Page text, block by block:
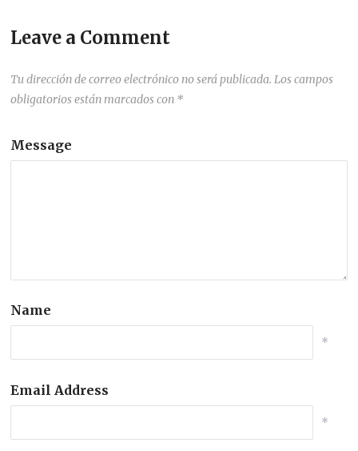
Leave a Comment
Tu dirección de correo electrónico no será publicada. Los campos
obligatorios están marcados con *
Message
Name
*
Email Address
*